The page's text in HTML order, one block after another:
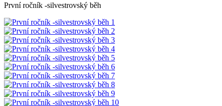
První ročník -silvestrovský běh